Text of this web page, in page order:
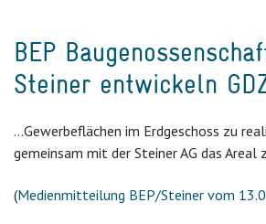
BEP
Steiner entwickeln
…Gewerbeflächen im Erdgeschoss zu
gemeinsam mit der Steiner AG das Areal
(Medienmitteilung BEP/Steiner vom